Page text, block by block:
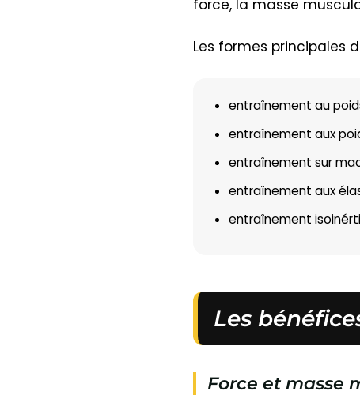
force, la masse
Les formes principales
entraînement au
entraînement aux
entraînement sur
entraînement aux
entraînement
Les
Force et masse